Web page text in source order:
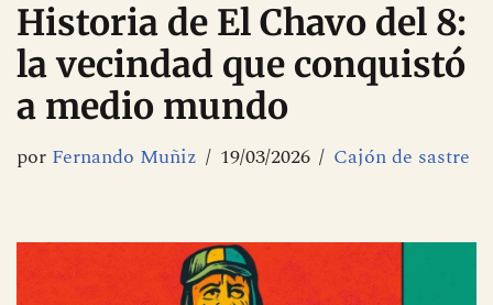
Historia de El Chavo del 8:
la vecindad que conquistó
a medio mundo
por Fernando Muñiz 19/03/2026 Cajón de sastre